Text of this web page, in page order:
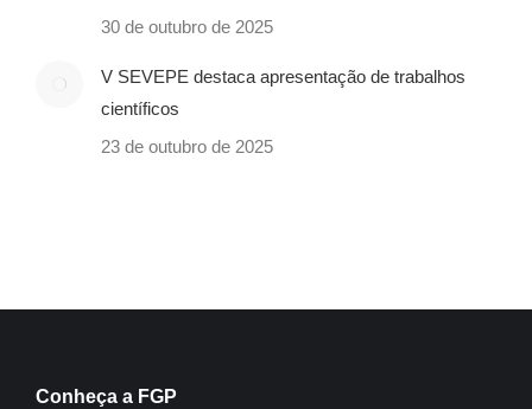
30 de outubro de 2025
V SEVEPE destaca apresentação de trabalhos
científicos
23 de outubro de 2025
Conheça a FGP